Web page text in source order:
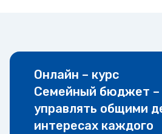
Онлайн – курс
Семейный бюджет –
управлять общими
интересах каждого